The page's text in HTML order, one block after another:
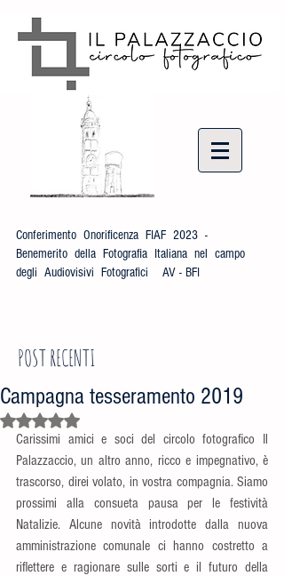
Conferimento Onorificenza FIAF 2023 -
Benemerito della Fotografia Italiana nel campo
degli Audiovisivi Fotografici AV - BFI
POST RECENTI
Campagna tesseramento 2019
Valutazione NaN stelle su 5.
Carissimi amici e soci del circolo fotografico Il
Palazzaccio, un altro anno, ricco e impegnativo, è
trascorso, direi volato, in vostra compagnia. Siamo
prossimi alla consueta pausa per le festività
Natalizie. Alcune novità introdotte dalla nuova
amministrazione comunale ci hanno costretto a
riflettere e ragionare sulle sorti e il futuro della